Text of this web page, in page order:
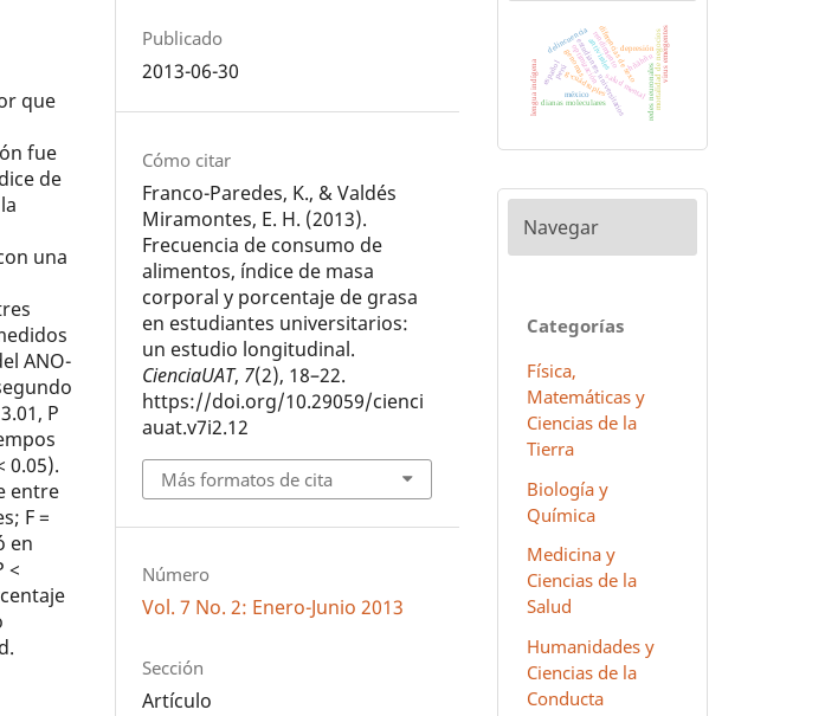
que
fue
de
una
ANO­
P
0.05).
entre
F =
en
<
Publicado
2013-06-30
Cómo citar
Franco-Paredes, K., & Valdés
Miramontes, E. H. (2013).
Frecuencia de consumo de
alimentos, índice de masa
corporal y porcentaje de grasa
en estudiantes universitarios:
un estudio longitudinal.
CienciaUAT, 7(2), 18–22.
https://doi.org/10.29059/cienci
auat.v7i2.12
Más formatos de cita
Número
Vol. 7 No. 2: Enero-Junio 2013
Sección
Artículo
depresión
estudiantes universitarios
diferencias de sexo
salud mental
g-cuádruples
genomasantivirales
dianas moleculares
delincuencia mortalidad de negocios
perú
lengua indígena hñähñu
español redes neuronales
méxico
rendimiento virus emergentes
optimización
Navegar
Categorías
Física,
Matemáticas y
Ciencias de la
Tierra
Biología y
Química
Medicina y
Ciencias de la
Salud
Humanidades y
Ciencias de la
Conducta